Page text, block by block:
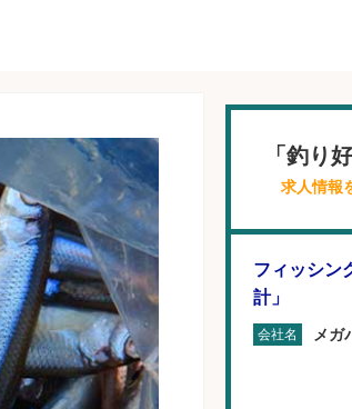
「釣り
求人情報
フィッシン
計」
会社名 メガ